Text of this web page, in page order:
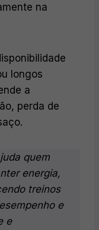
na
longos
a
perda de
quem
energia,
treinos
e
e